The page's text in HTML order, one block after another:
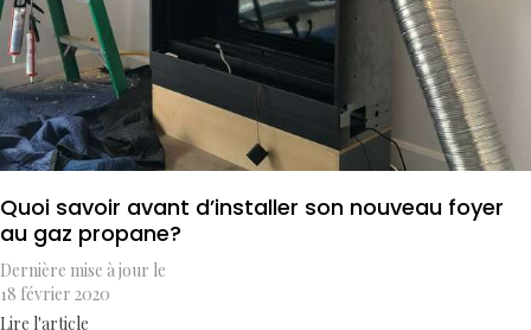
Quoi savoir avant d’installer son nouveau foyer
au gaz propane?
Dernière mise à jour le
18 février 2020
Lire l'article